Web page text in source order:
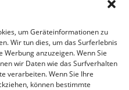
um Geräteinformationen zu
Wir tun dies, um das Surferlebnis
anzuzeigen. Wenn Sie
wir Daten wie das Surfverhalten
verarbeiten. Wenn Sie Ihre
können bestimmte